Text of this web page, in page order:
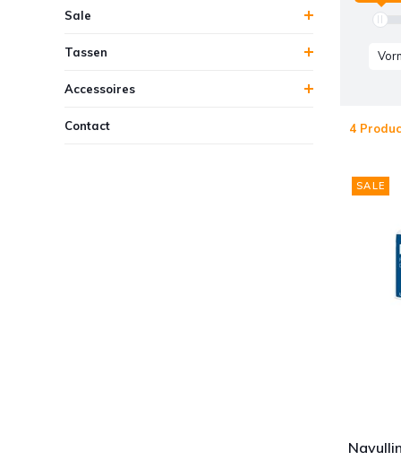
Sale
Tassen
Accessoires
Contact 4
SALE